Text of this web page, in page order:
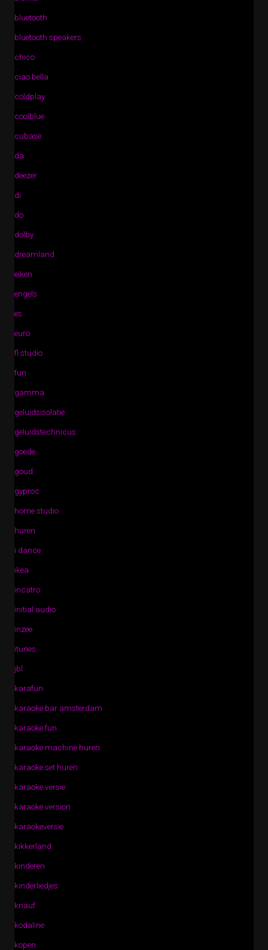
bluetooth
bluetooth speakers
chico
ciao bella
coldplay
coolblue
cubase
da
deezer
di
do
dolby
dreamland
eiken
engels
es
euro
fl studio
fun
gamma
geluidsisolatie
geluidstechnicus
goede
goud
gyproc
home studio
huren
i dance
ikea
incatro
initial audio
inzee
itunes
jbl
karafun
karaoke bar amsterdam
karaoke fun
karaoke machine huren
karaoke set huren
karaoke versie
karaoke version
karaokeversie
kikkerland
kinderen
kinderliedjes
knauf
kodaline
kopen